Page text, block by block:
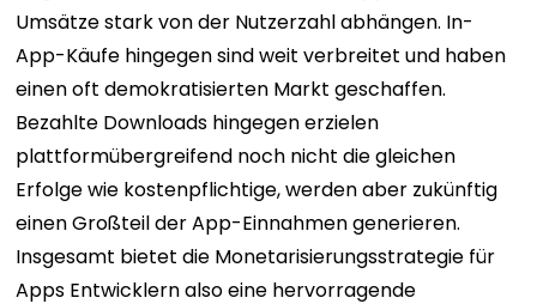
Umsätze stark von der Nutzerzahl abhängen. In-
App-Käufe hingegen sind weit verbreitet und haben
einen oft demokratisierten Markt geschaffen.
Bezahlte Downloads hingegen erzielen
plattformübergreifend noch nicht die gleichen
Erfolge wie kostenpflichtige, werden aber zukünftig
einen Großteil der App-Einnahmen generieren.
Insgesamt bietet die Monetarisierungsstrategie für
Apps Entwicklern also eine hervorragende